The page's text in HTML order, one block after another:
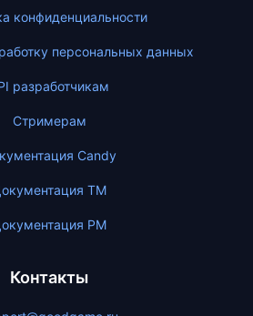
конфиденциальности
персональных данных
разработчикам
Стримерам
Candy
ТМ
PM
Контакты